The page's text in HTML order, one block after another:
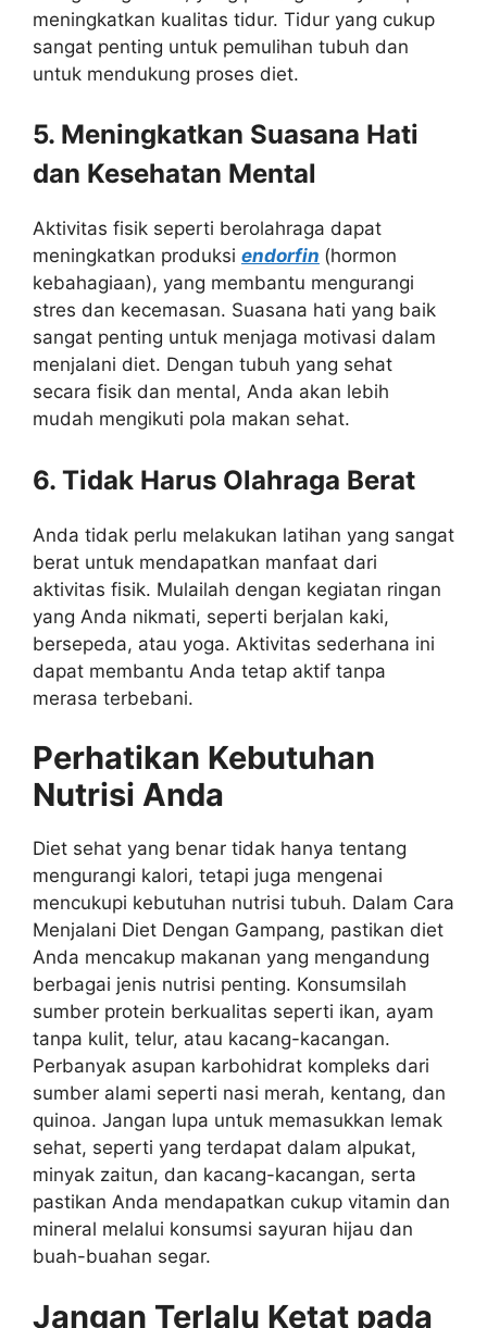
meningkatkan kualitas tidur. Tidur yang cukup
sangat penting untuk pemulihan tubuh dan
untuk mendukung proses diet.
5. Meningkatkan Suasana Hati
dan Kesehatan Mental
Aktivitas fisik seperti berolahraga dapat
meningkatkan produksi endorfin (hormon
kebahagiaan), yang membantu mengurangi
stres dan kecemasan. Suasana hati yang baik
sangat penting untuk menjaga motivasi dalam
menjalani diet. Dengan tubuh yang sehat
secara fisik dan mental, Anda akan lebih
mudah mengikuti pola makan sehat.
6. Tidak Harus Olahraga Berat
Anda tidak perlu melakukan latihan yang sangat
berat untuk mendapatkan manfaat dari
aktivitas fisik. Mulailah dengan kegiatan ringan
yang Anda nikmati, seperti berjalan kaki,
bersepeda, atau yoga. Aktivitas sederhana ini
dapat membantu Anda tetap aktif tanpa
merasa terbebani.
Perhatikan Kebutuhan
Nutrisi Anda
Diet sehat yang benar tidak hanya tentang
mengurangi kalori, tetapi juga mengenai
mencukupi kebutuhan nutrisi tubuh. Dalam Cara
Menjalani Diet Dengan Gampang, pastikan diet
Anda mencakup makanan yang mengandung
berbagai jenis nutrisi penting. Konsumsilah
sumber protein berkualitas seperti ikan, ayam
tanpa kulit, telur, atau kacang-kacangan.
Perbanyak asupan karbohidrat kompleks dari
sumber alami seperti nasi merah, kentang, dan
quinoa. Jangan lupa untuk memasukkan lemak
sehat, seperti yang terdapat dalam alpukat,
minyak zaitun, dan kacang-kacangan, serta
pastikan Anda mendapatkan cukup vitamin dan
mineral melalui konsumsi sayuran hijau dan
buah-buahan segar.
Jangan Terlalu Ketat pada